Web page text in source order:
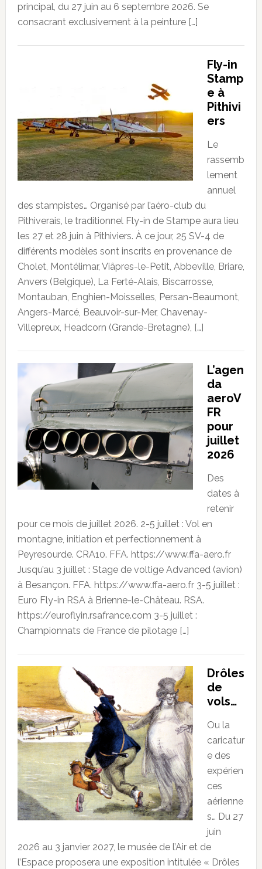
principal, du 27 juin au 6 septembre 2026. Se
consacrant exclusivement à la peinture […]
Fly-in
Stamp
e à
Pithivi
ers
Le
rassemb
lement
annuel
des stampistes… Organisé par l’aéro-club du
Pithiverais, le traditionnel Fly-in de Stampe aura lieu
les 27 et 28 juin à Pithiviers. À ce jour, 25 SV-4 de
différents modèles sont inscrits en provenance de
Cholet, Montélimar, Viâpres-le-Petit, Abbeville, Briare,
Anvers (Belgique), La Ferté-Alais, Biscarrosse,
Montauban, Enghien-Moisselles, Persan-Beaumont,
Angers-Marcé, Beauvoir-sur-Mer, Chavenay-
Villepreux, Headcorn (Grande-Bretagne), […]
L’agen
da
aeroV
FR
pour
juillet
2026
Des
dates à
retenir
pour ce mois de juillet 2026. 2-5 juillet : Vol en
montagne, initiation et perfectionnement à
Peyresourde. CRA10. FFA. https://www.ffa-aero.fr
Jusqu’au 3 juillet : Stage de voltige Advanced (avion)
à Besançon. FFA. https://www.ffa-aero.fr 3-5 juillet :
Euro Fly-in RSA à Brienne-le-Château. RSA.
https://euroflyin.rsafrance.com 3-5 juillet :
Championnats de France de pilotage […]
Drôles
de
vols…
Ou la
caricatur
e des
expérien
ces
aérienne
s… Du 27
juin
2026 au 3 janvier 2027, le musée de l’Air et de
l’Espace proposera une exposition intitulée « Drôles